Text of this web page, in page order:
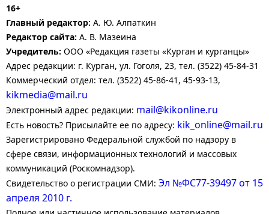
16+
Главный редактор: А. Ю. Алпаткин
Редактор сайта: А. В. Мазеина
Учредитель: ООО «Редакция газеты «Курган и курганцы»
Адрес редакции: г. Курган, ул. Гоголя, 23, тел. (3522) 45-84-31
Коммерческий отдел: тел. (3522) 45-86-41, 45-93-13,
kikmedia@mail.ru
Электронный адрес редакции: mail@kikonline.ru
Есть новость? Присылайте ее по адресу: kik_online@mail.ru
Зарегистрировано Федеральной службой по надзору в
сфере связи, информационных технологий и массовых
коммуникаций (Роскомнадзор).
Свидетельство о регистрации СМИ: Эл №ФС77-39497 от 15
апреля 2010 г.